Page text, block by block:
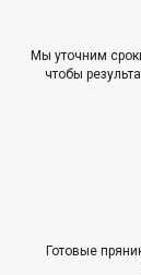
Мы уточним
чтобы
Готовые